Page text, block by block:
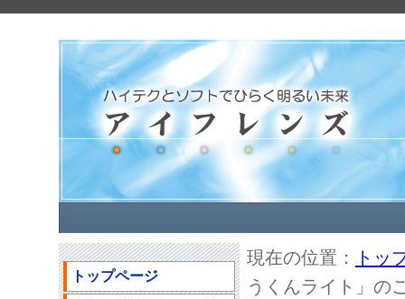
現在の位置：
トッ
うくんライト」の
トップページ